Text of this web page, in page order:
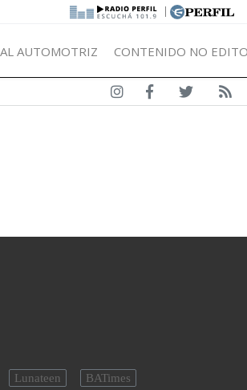
|
AUTOMOTRIZ CONTENIDO NO
Lunateen BATimes